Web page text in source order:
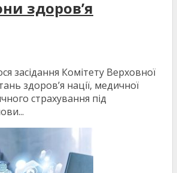
здоров’я
засідання Комітету Верховної
здоров’я нації, медичної
страхування під